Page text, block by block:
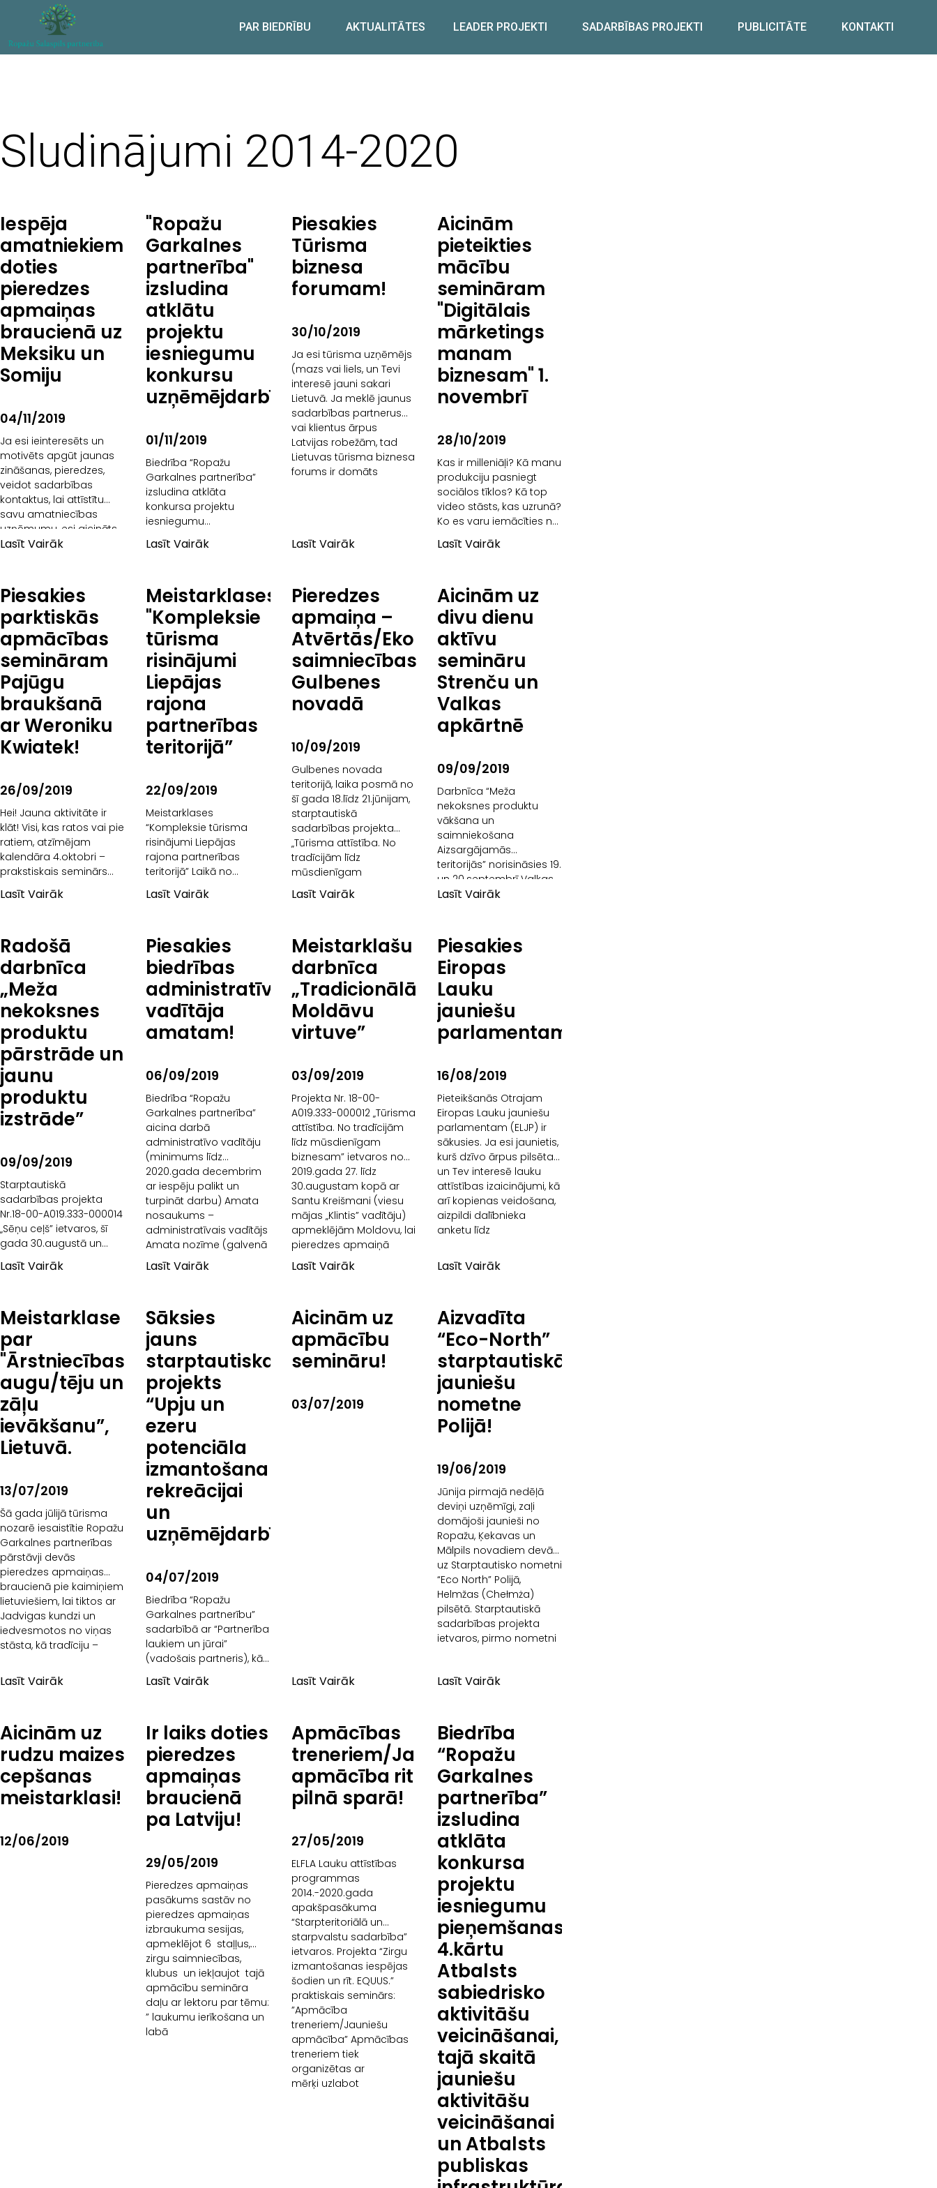
PAR BIEDRĪBU AKTUALITĀTES LEADER PROJEKTI SADARBĪBAS PROJEKTI PUBLICITĀTE KONTAKTI
Sludinājumi 2014-2020
Iespēja
amatniekiem
doties
pieredzes
apmaiņas
braucienā uz
Meksiku un
Somiju
04/11/2019
Ja esi ieinteresēts un
motivēts apgūt jaunas
zināšanas, pieredzes,
veidot sadarbības
kontaktus, lai attīstītu
savu amatniecības
uzņēmumu, esi aicināts
iesniegt pieteikšanās
apmaksātā pieredzes
apmaiņas
Lasīt Vairāk
"Ropažu
Garkalnes
partnerība"
izsludina
atklātu
projektu
iesniegumu
konkursu
uzņēmējdarbībā
01/11/2019
Biedrība “Ropažu
Garkalnes partnerība”
izsludina atklāta
konkursa projektu
iesniegumu
Biedrība “Ropažu
konkursa projektu
iesniegumu
pieņemšanas 5.kārtu Lauku
attīstības programmas
2014.-2020.gadam
19.2.pasākuma “Darbību
īstenošana saskaņā ar
sabiedrības virzītas
vietējās
Lasīt Vairāk
Piesakies
Tūrisma
biznesa
forumam!
30/10/2019
Ja esi tūrisma uzņēmējs
(mazs vai liels, un Tevi
interesē jauni sakari
Lietuvā. Ja meklē jaunus
sadarbības partnerus
vai klientus ārpus
Latvijas robežām, tad
Lietuvas tūrisma biznesa
forums ir domāts
Lasīt Vairāk
Aicinām
pieteikties
mācību
semināram
"Digitālais
mārketings
manam
biznesam" 1.
novembrī
28/10/2019
Kas ir milleniāļi? Kā manu
produkciju pasniegt
sociālos tīklos? Kā top
video stāsts, kas uzrunā?
Ko es varu iemācīties no
uzņēmumiem? Šie un vēl
Lasīt Vairāk
Piesakies
parktiskās
apmācības
semināram
Pajūgu
braukšanā
ar Weroniku
Kwiatek!
26/09/2019
Hei! Jauna aktivitāte ir
klāt! Visi, kas ratos vai pie
ratiem, atzīmējam
kalendāra 4.oktobri –
prakstiskais seminārs
Weroniku Kwiatek!!!
iespējas šodien un
Lasīt Vairāk
Meistarklases
"Kompleksie
tūrisma
risinājumi
Liepājas
rajona
partnerības
teritorijā”
22/09/2019
Meistarklases
“Kompleksie tūrisma
risinājumi Liepājas
rajona partnerības
teritorijā” Laikā no
“Liepājas rajona
attīstība. No tradīcijām
līdz mūsdienīgam
biznesam” ietvaros
notika seminārs
“Kompleksie tūrisma
risinājumi
Lasīt Vairāk
Pieredzes
apmaiņa –
Atvērtās/Eko
saimniecības
Gulbenes
novadā
10/09/2019
Gulbenes novada
teritorijā, laika posmā no
šī gada 18.līdz 21.jūnijam,
starptautiskā
sadarbības projekta
„Tūrisma attīstība. No
tradīcijām līdz
mūsdienīgam
biznesam” (Projekta
nr.18-00-A19.333-000012)
meistarklašu darbnīca –
Lasīt Vairāk
Aicinām uz
divu dienu
aktīvu
semināru
Strenču un
Valkas
apkārtnē
09/09/2019
Darbnīca “Meža
nekoksnes produktu
vākšana un
saimniekošana
Aizsargājamās
teritorijās” norisināsies 19.
un 20.septembrī Valkas
un Strenču apkārtnē.
Lasīt Vairāk
Radošā
darbnīca
„Meža
nekoksnes
produktu
pārstrāde un
jaunu
produktu
izstrāde”
09/09/2019
Starptautiskā
sadarbības projekta
Nr.18-00-A019.333-000014
„Sēņu ceļš” ietvaros, šī
gada 30.augustā un
Latviskajā dzīvesziņas
nekoksnes produktu
produktu izstrāde”.
Darbnīcā piedalījās
Lasīt Vairāk
Piesakies
biedrības
administratīvā
vadītāja
amatam!
06/09/2019
Biedrība “Ropažu
Garkalnes partnerība”
aicina darbā
administratīvo vadītāju
(minimums līdz
2020.gada decembrim
ar iespēju palikt un
turpināt darbu) Amata
nosaukums –
administratīvais vadītājs
Amata nozīme (galvenā
atbildība) – biedrības
darba
Lasīt Vairāk
Meistarklašu
darbnīca
„Tradicionālā
Moldāvu
virtuve”
03/09/2019
Projekta Nr. 18-00-
A019.333-000012 „Tūrisma
attīstība. No tradīcijām
līdz mūsdienīgam
biznesam” ietvaros no
2019.gada 27. līdz
30.augustam kopā ar
Santu Kreišmani (viesu
mājas „Klintis” vadītāju)
apmeklējām Moldovu, lai
pieredzes apmaiņā
vairāk
Lasīt Vairāk
Piesakies
Eiropas
Lauku
jauniešu
parlamentam!
16/08/2019
Pieteikšanās Otrajam
Eiropas Lauku jauniešu
parlamentam (ELJP) ir
sākusies. Ja esi jaunietis,
kurš dzīvo ārpus pilsētas
un Tev interesē lauku
attīstības izaicinājumi, kā
arī kopienas veidošana,
aizpildi dalībnieka
anketu līdz
Lasīt Vairāk
Meistarklase
par
"Ārstniecības
augu/tēju un
zāļu
ievākšanu”,
Lietuvā.
13/07/2019
Šā gada jūlijā tūrisma
nozarē iesaistītie Ropažu
Garkalnes partnerības
pārstāvji devās
pieredzes apmaiņas
braucienā pie kaimiņiem
lietuviešiem, lai tiktos ar
Jadvigas kundzi un
iedvesmotos no viņas
stāsta, kā tradīciju –
Lasīt Vairāk
Sāksies
jauns
starptautiskais
projekts
“Upju un
ezeru
potenciāla
izmantošana
rekreācijai
un
uzņēmējdarbībai”
04/07/2019
Biedrība “Ropažu
Garkalnes partnerību”
sadarbībā ar “Partnerība
laukiem un jūrai”
(vadošais partneris), kā
“Causeway Coast and
Ziemeļīrijas (Lielbritānija),
“Donegal LCDC
Lasīt Vairāk
Aicinām uz
apmācību
semināru!
03/07/2019
Lasīt Vairāk
Aizvadīta
“Eco-North”
starptautiskā
jauniešu
nometne
Polijā!
19/06/2019
Jūnija pirmajā nedēļā
deviņi uzņēmīgi, zaļi
domājoši jaunieši no
Ropažu, Ķekavas un
Mālpils novadiem devās
uz Starptautisko nometni
“Eco North” Polijā,
Helmžas (Chełmża)
pilsētā. Starptautiskā
sadarbības projekta
ietvaros, pirmo nometni
Lasīt Vairāk
Aicinām uz
rudzu maizes
cepšanas
meistarklasi!
12/06/2019
Ir laiks doties
pieredzes
apmaiņas
braucienā
pa Latviju!
29/05/2019
Pieredzes apmaiņas
pasākums sastāv no
pieredzes apmaiņas
izbraukuma sesijas,
apmeklējot 6 staļļus,
zirgu saimniecības,
klubus un iekļaujot tajā
apmācību semināra
daļu ar lektoru par tēmu:
” laukumu ierīkošana un
labā
Apmācības
treneriem/Jauniešu
apmācība rit
pilnā sparā!
27/05/2019
ELFLA Lauku attīstības
programmas
2014.-2020.gada
apakšpasākuma
“Starpteritoriālā un
starpvalstu sadarbība”
ietvaros. Projekta “Zirgu
izmantošanas iespējas
šodien un rīt. EQUUS.”
praktiskais seminārs:
”Apmācība
treneriem/Jauniešu
apmācība” Apmācības
treneriem tiek
organizētas ar
mērķi uzlabot
Biedrība
“Ropažu
Garkalnes
partnerība”
izsludina
atklāta
konkursa
projektu
iesniegumu
pieņemšanas
4.kārtu
Atbalsts
sabiedrisko
aktivitāšu
veicināšanai,
tajā skaitā
jauniešu
aktivitāšu
veicināšanai
un Atbalsts
publiskas